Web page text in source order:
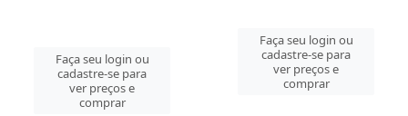
Faça seu login ou
cadastre-se para
ver preços e
comprar
Faça seu login ou
cadastre-se para
ver preços e
comprar